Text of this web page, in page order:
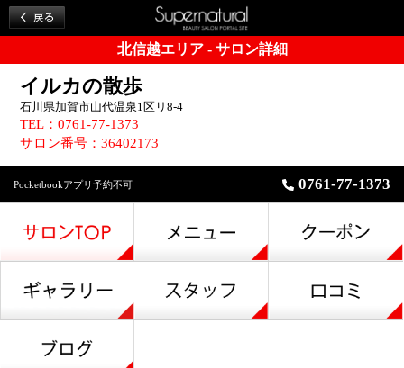
北信越エリア - サロン詳細
イルカの散歩
石川県加賀市山代温泉1区リ8-4
TEL：0761-77-1373
サロン番号：36402173
Pocketbookアプリ予約不可 0761-77-1373